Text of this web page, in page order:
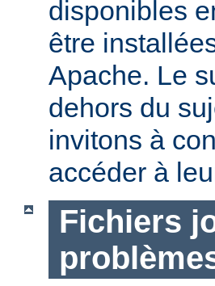
disponibles
être
Apache. Le
dehors du
invitons à
accéder à
Fichiers